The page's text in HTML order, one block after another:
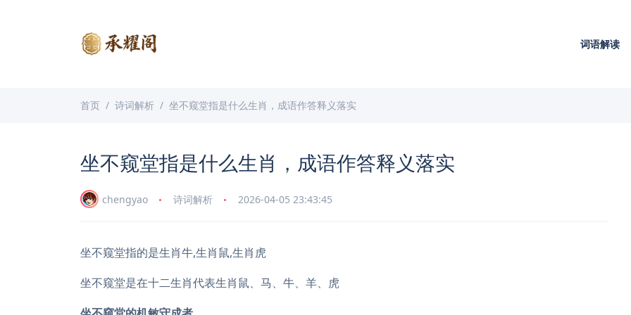
词语解读
首页 诗词解析 坐不窥堂指是什么生肖，成语作答释义落实
坐不窥堂指是什么生肖，成语作答释义落实
chengyao 诗词解析 2026-04-05 23:43:45
坐不窥堂指的是生肖牛,生肖鼠,生肖虎
坐不窥堂是在十二生肖代表生肖鼠、马、牛、羊、虎